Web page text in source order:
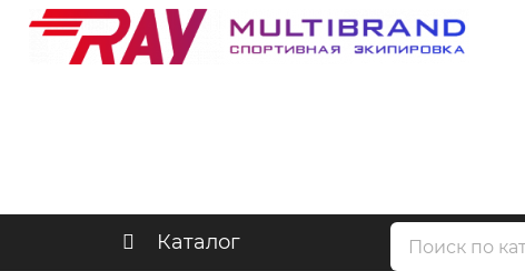
Каталог